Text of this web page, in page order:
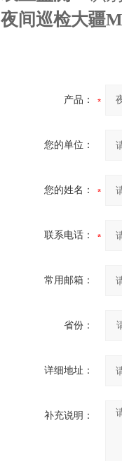
夜间巡检大疆
产品：
您的单位：
您的姓名：
联系电话：
常用邮箱：
省份：
详细地址：
补充说明：